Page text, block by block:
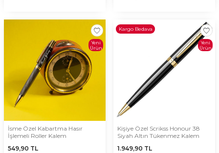
Yeni
Ürün
İsme Özel Kabartma Hasır
İşlemeli Roller Kalem
549,90 TL
Kargo Bedava
Yeni
Ürün
Kişiye Özel Scrikss Honour 38
Siyah Altın Tükenmez Kalem
1.949,90 TL